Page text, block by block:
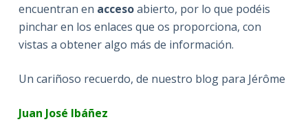
encuentran en accesoabierto, por lo que podéis
pinchar en los enlaces que os proporciona, con
vistas a obtener algo más de información.
Un cariñoso recuerdo, de nuestro blog para Jérôme
Juan José Ibáñez